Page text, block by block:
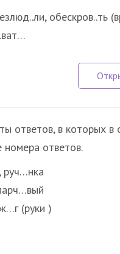
обескров..ть
ответов, в которых
номера ответов.
(руки )